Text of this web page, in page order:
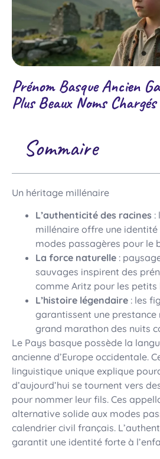
Prénom Basque Ancien
Plus Beaux Noms
Sommaire
Un héritage millénaire
L’authenticité des racines :
millénaire offre une identité
modes passagères pour le
La force naturelle :
sauvages inspirent des
comme Aritz pour les petits
L’histoire légendaire : les
garantissent une
grand marathon des nuits
Le Pays basque possède la
ancienne d’Europe occidentale.
linguistique unique explique
d’aujourd’hui se tournent vers
pour nommer leur fils. Ces
alternative solide aux modes
calendrier civil français.
garantit une identité forte à